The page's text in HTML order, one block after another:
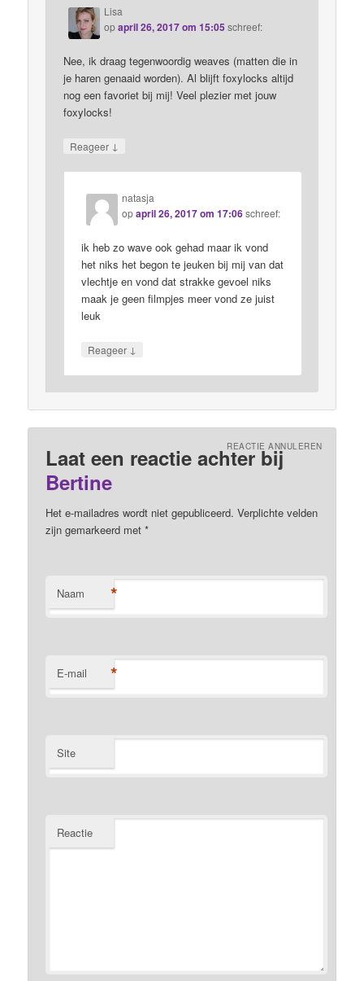
Lisa
opapril 26, 2017 om 15:05 schreef:
Nee, ik draag tegenwoordig weaves (matten die in
je haren genaaid worden). Al blijft foxylocks altijd
nog een favoriet bij mij! Veel plezier met jouw
foxylocks!
Reageer ↓
natasja
opapril 26, 2017 om 17:06 schreef:
ik heb zo wave ook gehad maar ik vond
het niks het begon te jeuken bij mij van dat
vlechtje en vond dat strakke gevoel niks
maak je geen filmpjes meer vond ze juist
leuk
Reageer ↓
Laat een reactie achter bij
Bertine
REACTIE ANNULEREN
Het e-mailadres wordt niet gepubliceerd. Verplichte velden
zijn gemarkeerd met*
Naam *
E-mail *
Site
Reactie